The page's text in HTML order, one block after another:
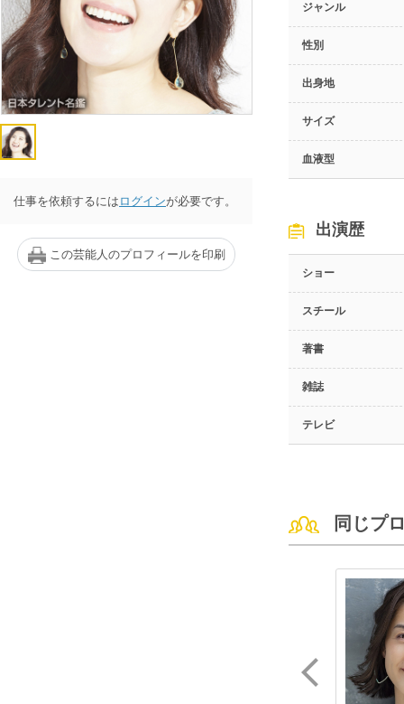
仕事を依頼するには ログインが必要です。
この芸能人のプロフィールを印刷
ジャンル
性別
出身地
サイズ
血液型
出演歴
ショー
スチール
著書
雑誌
テレビ
同じプ